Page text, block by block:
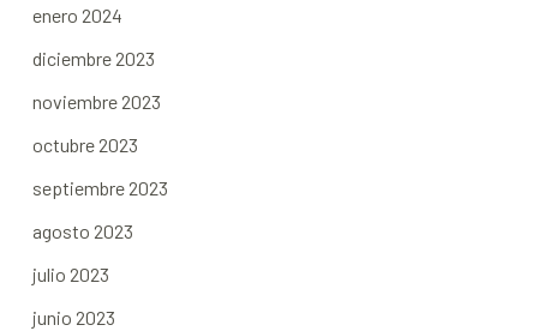
enero 2024
diciembre 2023
noviembre 2023
octubre 2023
septiembre 2023
agosto 2023
julio 2023
junio 2023